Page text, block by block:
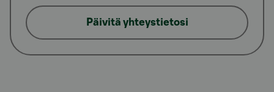
Päivitä yhteystietosi